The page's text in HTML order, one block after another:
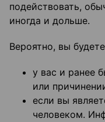
подействовать,
иногда и дольше.
Вероятно, вы
у вас и ранее
или
если вы
человеком.